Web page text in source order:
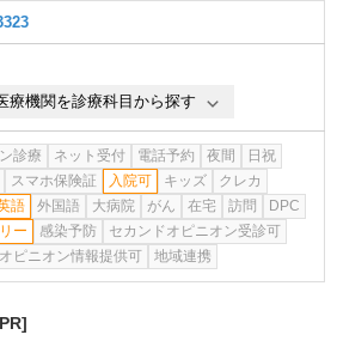
療機関を診療科目から探す
診療 ネット受付 電話予約 夜間
日祝
スマホ保険証 入院可 キッズ
クレカ
語 外国語 大病院 がん 在宅 訪問
DPC
ー
感染予防
セカンドオピニオン受診可
ピニオン情報提供可
地域連携